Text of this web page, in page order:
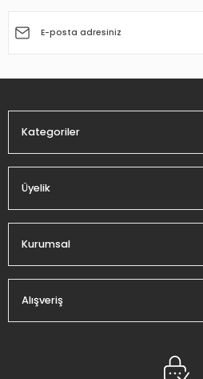
Ürün açıklamasında eksik bilgiler
Ürün fiyatı diğer sitelerden daha
Kategoriler
Üyelik
Kurumsal
Alışveriş